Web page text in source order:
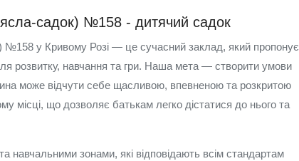
садок) №158 - дитячий садок
№158 у Кривому Розі — це сучасний заклад, який пропонує
розвитку, навчання та гри. Наша мета — створити умови
може відчути себе щасливою, впевненою та розкритою
місці, що дозволяє батькам легко дістатися до нього та
навчальними зонами, які відповідають всім стандартам